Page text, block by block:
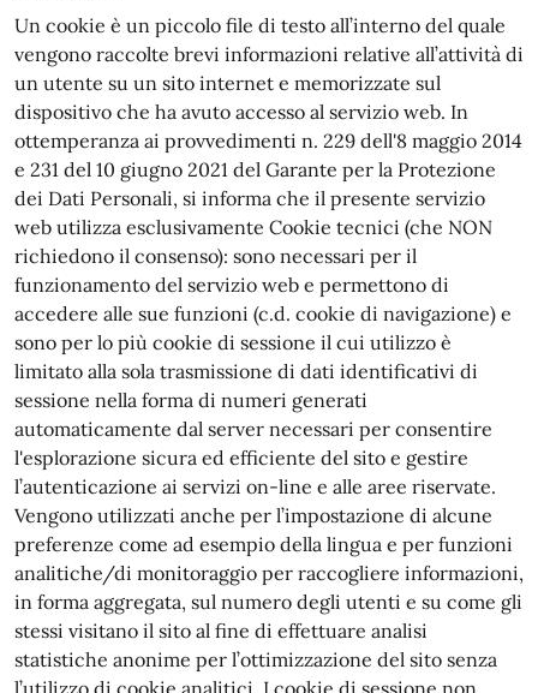
Un cookie è un piccolo file di testo all’interno del quale
vengono raccolte brevi informazioni relative all’attività di
un utente su un sito internet e memorizzate sul
dispositivo che ha avuto accesso al servizio web. In
ottemperanza ai provvedimenti n. 229 dell'8 maggio 2014
e 231 del 10 giugno 2021 del Garante per la Protezione
dei Dati Personali, si informa che il presente servizio
web utilizza esclusivamente Cookie tecnici (che NON
richiedono il consenso): sono necessari per il
funzionamento del servizio web e permettono di
accedere alle sue funzioni (c.d. cookie di navigazione) e
sono per lo più cookie di sessione il cui utilizzo è
limitato alla sola trasmissione di dati identificativi di
sessione nella forma di numeri generati
automaticamente dal server necessari per consentire
l'esplorazione sicura ed efficiente del sito e gestire
l’autenticazione ai servizi on-line e alle aree riservate.
Vengono utilizzati anche per l’impostazione di alcune
preferenze come ad esempio della lingua e per funzioni
analitiche/di monitoraggio per raccogliere informazioni,
in forma aggregata, sul numero degli utenti e su come gli
stessi visitano il sito al fine di effettuare analisi
statistiche anonime per l’ottimizzazione del sito senza
l’utilizzo di cookie analitici. I cookie di sessione non